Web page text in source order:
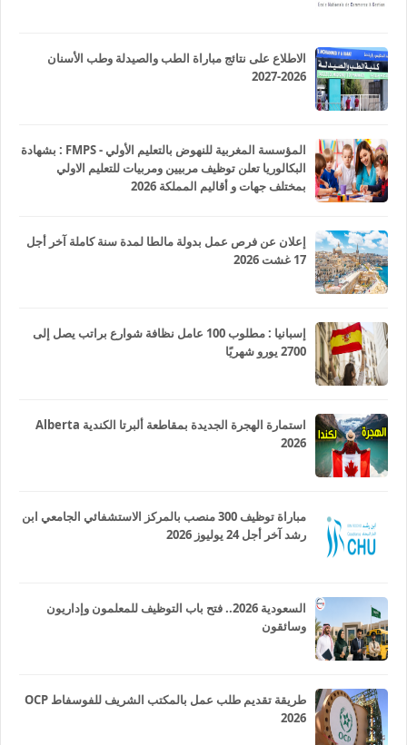
الاطلاع على نتائج مباراة الطب والصيدلة وطب الأسنان
2026-2027
المؤسسة المغربية للنهوض بالتعليم الأولي - FMPS : بشهادة
البكالوريا تعلن توظيف مربيين ومربيات للتعليم الاولي
بمختلف جهات و أقاليم المملكة 2026
إعلان عن فرص عمل بدولة مالطا لمدة سنة كاملة آخر أجل
17 غشت 2026
إسبانيا : مطلوب 100 عامل نظافة شوارع براتب يصل إلى
2700 يورو شهريًا
استمارة الهجرة الجديدة بمقاطعة ألبرتا الكندية Alberta
2026
مباراة توظيف 300 منصب بالمركز الاستشفائي الجامعي ابن
رشد آخر أجل 24 يوليوز 2026
السعودية 2026.. فتح باب التوظيف للمعلمون وإداريون
وسائقون
طريقة تقديم طلب عمل بالمكتب الشريف للفوسفاط OCP
2026